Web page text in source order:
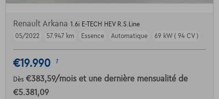
Renault Arkana 1.6i E-TECH HEV R.S.Line
05/2022
57.947 km Essence Automatique 69 kW ( 94 CV )
€19.990 1
Dès €383,59/mois et une dernière mensualité de
€5.381,09